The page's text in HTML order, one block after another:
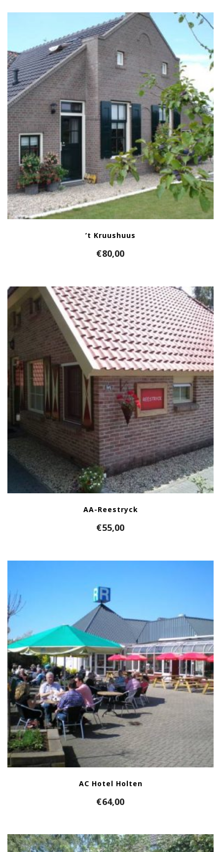
’t Kruushuus
€80,00
AA-Reestryck
€55,00
AC Hotel Holten
€64,00